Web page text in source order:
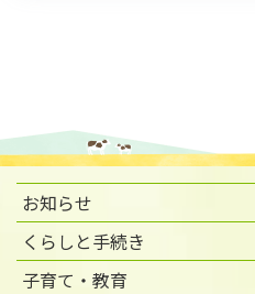
お知らせ
くらしと手続き
子育て・教育